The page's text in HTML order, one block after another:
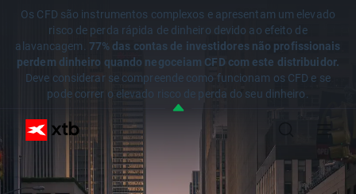
Os CFD são instrumentos complexos e apresentam um elevado
risco de perda rápida de dinheiro devido ao efeito de
alavancagem. 77% das contas de investidores não profissionais
perdem dinheiro quando negoceiam CFD com este distribuidor.
Deve considerar se compreende como funcionam os CFD e se
pode correr o elevado risco de perda do seu dinheiro.